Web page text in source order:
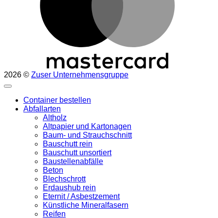
2026 © Zuser Unternehmensgruppe
Container bestellen
Abfallarten
Altholz
Altpapier und Kartonagen
Baum- und Strauchschnitt
Bauschutt rein
Bauschutt unsortiert
Baustellenabfälle
Beton
Blechschrott
Erdaushub rein
Eternit / Asbestzement
Künstliche Mineralfasern
Reifen